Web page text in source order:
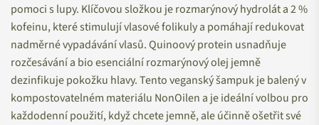
pomoci s lupy. Klíčovou složkou je rozmarýnový hydrolát a 2 %
kofeinu, které stimulují vlasové folikuly a pomáhají redukovat
nadměrné vypadávání vlasů. Quinoový protein usnadňuje
rozčesávání a bio esenciální rozmarýnový olej jemně
dezinfikuje pokožku hlavy. Tento veganský šampuk je balený v
kompostovatelném materiálu NonOilen a je ideální volbou pro
každodenní použití, když chcete jemně, ale účinně ošetřit své